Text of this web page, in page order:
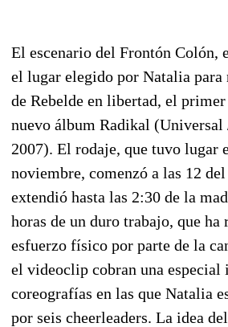
El escenario del Frontón Colón,
el lugar elegido por Natalia
de Rebelde en libertad, el
nuevo álbum Radikal
2007). El rodaje, que tuvo lugar
noviembre, comenzó a las 12
extendió hasta las 2:30 de la
horas de un duro trabajo, que ha
esfuerzo físico por parte de la
el videoclip cobran una especial
coreografías en las que Natalia
por seis cheerleaders. La idea